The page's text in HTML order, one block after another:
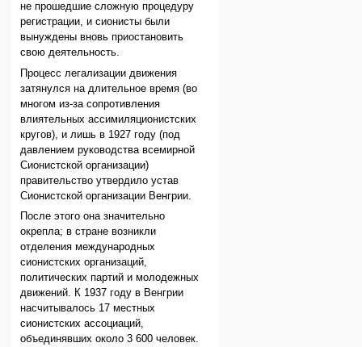
не прошедшие сложную процедуру
регистрации, и сионисты были
вынуждены вновь приостановить
свою деятельность.
Процесс легализации движения
затянулся на длительное время (во
многом из-за сопротивления
влиятельных ассимиляционистских
кругов), и лишь в 1927 году (под
давлением руководства всемирной
Сионистской организации)
правительство утвердило устав
Сионистской организации Венгрии.
После этого она значительно
окрепла; в стране возникли
отделения международных
сионистских организаций,
политических партий и молодежных
движений. К 1937 году в Венгрии
насчитывалось 17 местных
сионистских ассоциаций,
объединявших около 3 600 человек.